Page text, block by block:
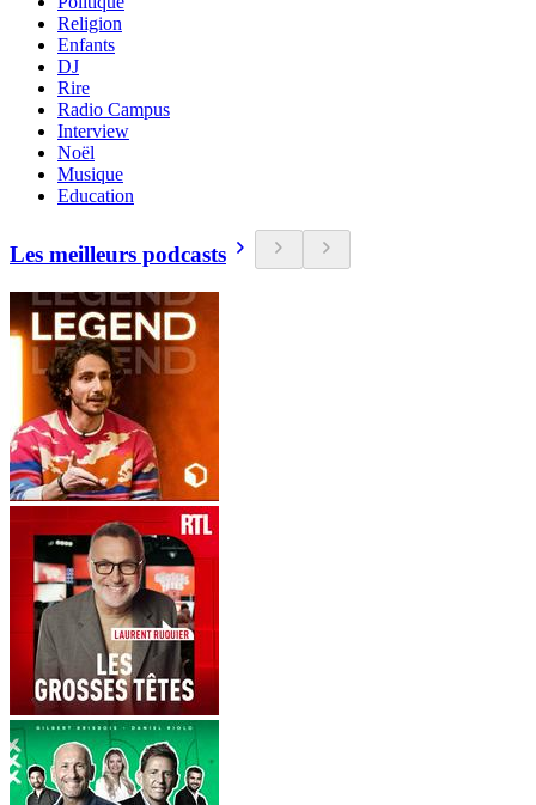
Religion
Enfants
DJ
Rire
Radio Campus
Interview
Noël
Musique
Education
Les meilleurs podcasts